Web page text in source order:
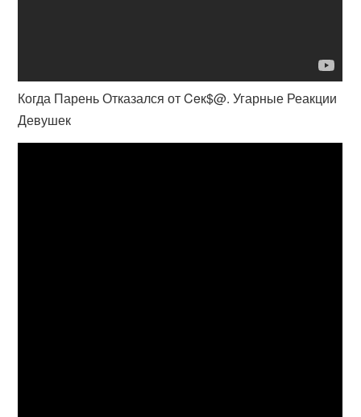
Когда Парень Отказался от Ceк$@. Угарные Реакции
Девушек